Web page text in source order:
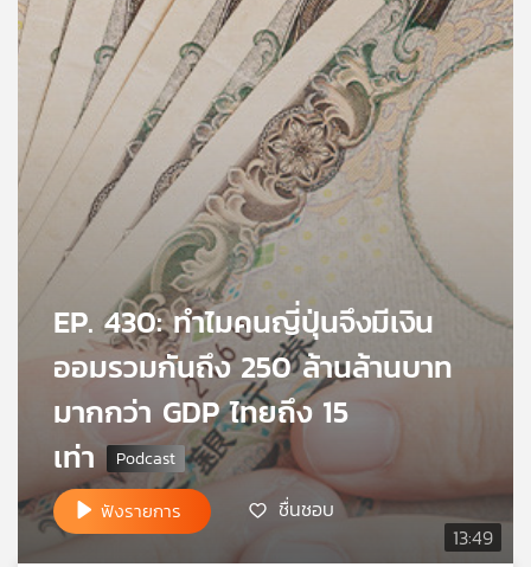
กิจกรรม
เกี่ยว
กับ
เรา
ข่าย
แผนที่
วิทยุ
13:49
EP. 430: ทำไมคนญี่ปุ่นจึงมีเงิน
ออมรวมกันถึง 250 ล้านล้านบาท
มากกว่า GDP ไทยถึง 15
เท่า
ฟังรายการ ชื่นชอบ